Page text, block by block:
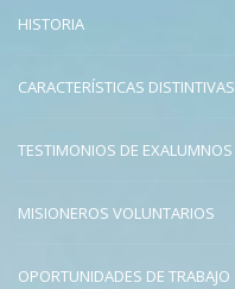
HISTORIA
CARACTERÍSTICAS DISTINTIVAS
TESTIMONIOS DE EXALUMNOS
MISIONEROS VOLUNTARIOS
OPORTUNIDADES DE TRABAJO